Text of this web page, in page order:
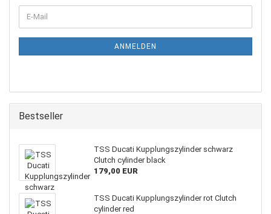
ZUR
E-
Mail
ANMELDEN
Bestseller
TSS Ducati Kupplungszylinder schwarz
Clutch cylinder black
179,00 EUR
TSS Ducati Kupplungszylinder rot Clutch
cylinder red